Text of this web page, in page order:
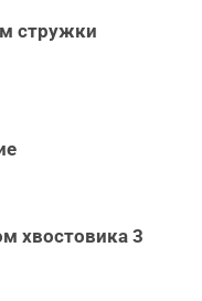
стружки
хвостовика 3